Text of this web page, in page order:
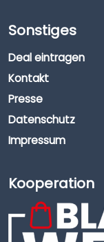
Sonstiges
Deal eintragen
Kontakt
Presse
Datenschutz
Impressum
Kooperation